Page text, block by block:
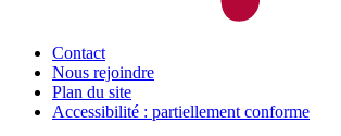
Contact
Nous rejoindre
Plan du site
Accessibilité : partiellement conforme